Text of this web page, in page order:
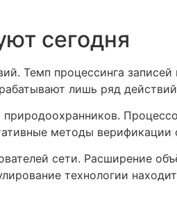
сегодня
Темп процессинга записей
лишь ряд действий
природоохранников.
методы верификации
сети. Расширение
технологии